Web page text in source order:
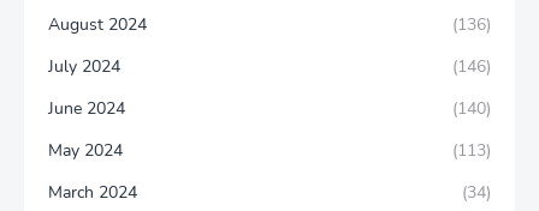
August 2024
(136)
July 2024
(146)
June 2024
(140)
May 2024
(113)
March 2024
(34)